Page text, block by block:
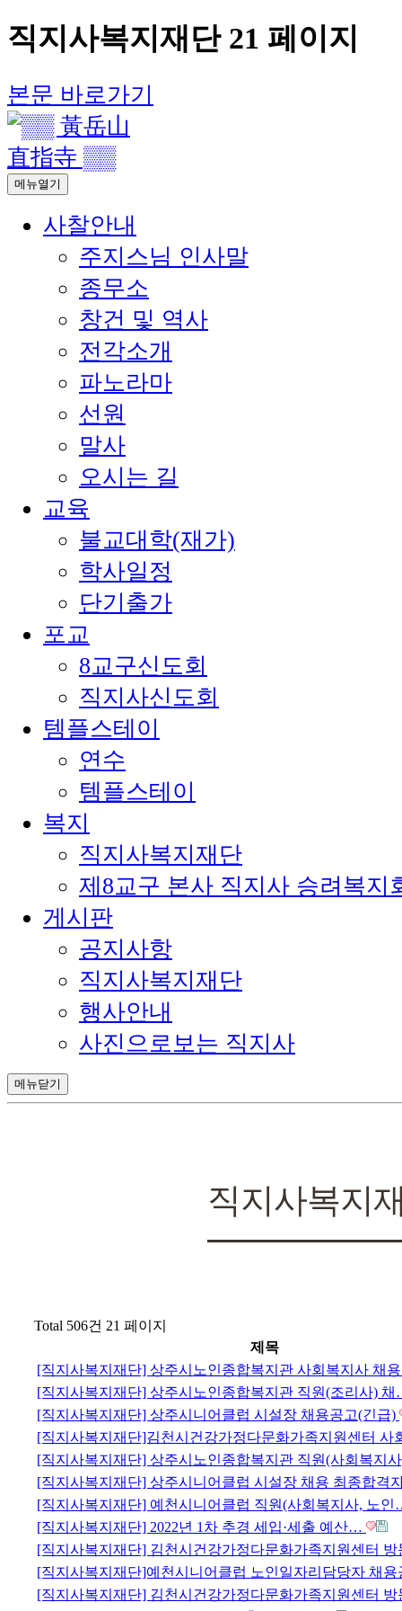
직지사복지재단 21 페이지
본문 바로가기
메뉴열기
사찰안내
주지스님 인사말
종무소
창건 및 역사
전각소개
파노라마
선원
말사
오시는 길
교육
불교대학(재가)
학사일정
단기출가
포교
8교구신도회
직지사신도회
템플스테이
연수
템플스테이
복지
직지사복지재단
제8교구 본사 직지사 승려복지
게시판
공지사항
직지사복지재단
행사안내
사진으로보는 직지사
메뉴닫기
직지사복지
Total 506건 21 페이지
제목
[직지사복지재단] 상주시노인종합복지관 사회복지사 채
[직지사복지재단] 상주시노인종합복지관 직원(조리사)
[직지사복지재단] 상주시니어클럽 시설장 채용공고(긴급)
[직지사복지재단]김천시건강가정다문화가족지원센터
[직지사복지재단] 상주시노인종합복지관 직원(사회복지
[직지사복지재단] 상주시니어클럽 시설장 채용 최종합
[직지사복지재단] 예천시니어클럽 직원(사회복지사, 노
[직지사복지재단] 2022년 1차 추경 세입·세출 예산…
[직지사복지재단] 김천시건강가정다문화가족지원센터
[직지사복지재단]예천시니어클럽 노인일자리담당자 채
[직지사복지재단] 김천시건강가정다문화가족지원센터